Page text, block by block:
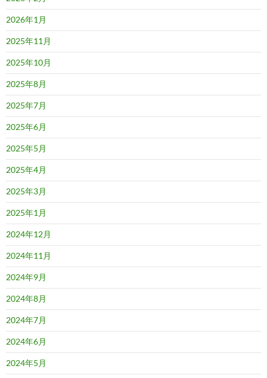
2026年1月
2025年11月
2025年10月
2025年8月
2025年7月
2025年6月
2025年5月
2025年4月
2025年3月
2025年1月
2024年12月
2024年11月
2024年9月
2024年8月
2024年7月
2024年6月
2024年5月